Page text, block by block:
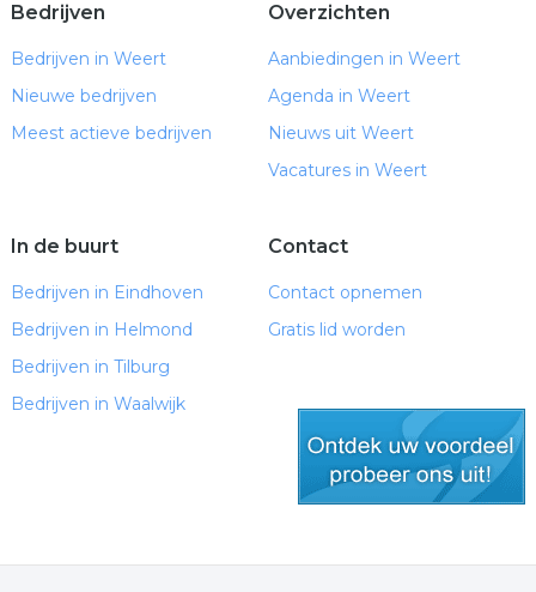
Bedrijven
Bedrijven in Weert
Nieuwe bedrijven
Meest actieve bedrijven
Overzichten
Aanbiedingen in Weert
Agenda in Weert
Nieuws uit Weert
Vacatures in Weert
In de buurt
Bedrijven in Eindhoven
Bedrijven in Helmond
Bedrijven in Tilburg
Bedrijven in Waalwijk
Contact
Contact opnemen
Gratis lid worden